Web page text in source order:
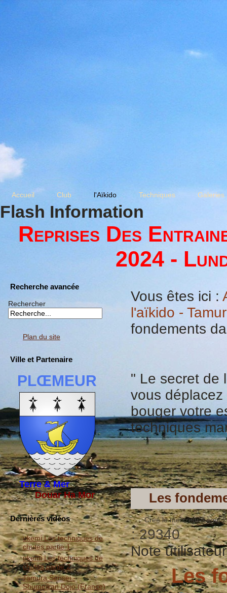
Accueil Club l'Aïkido Techniques Galeries
Flash Information
Reprises Des
2024 -
Recherche avancée
Rechercher
Plan du site
Ville et Partenaire
PLŒMEUR
Terre & Mer
Douar Ha Mor
Dernières vidéos
ukemi Les techniques de
chutes partie 1
ukemi Les techniques de
chutes partie 2
Tamura Sensei -
Shumeikan Dojo (France)
Vous êtes ici :
l'aïkido -
fondements
" Le secret de
vous
bouger votre
techniques
Les
Créé le mercredi 8 août
: 29340
Note
Les